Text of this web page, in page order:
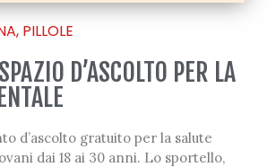
, PILLOLE
D’ASCOLTO PER LA
d’ascolto gratuito per la salute
dai 18 ai 30 anni. Lo sportello,